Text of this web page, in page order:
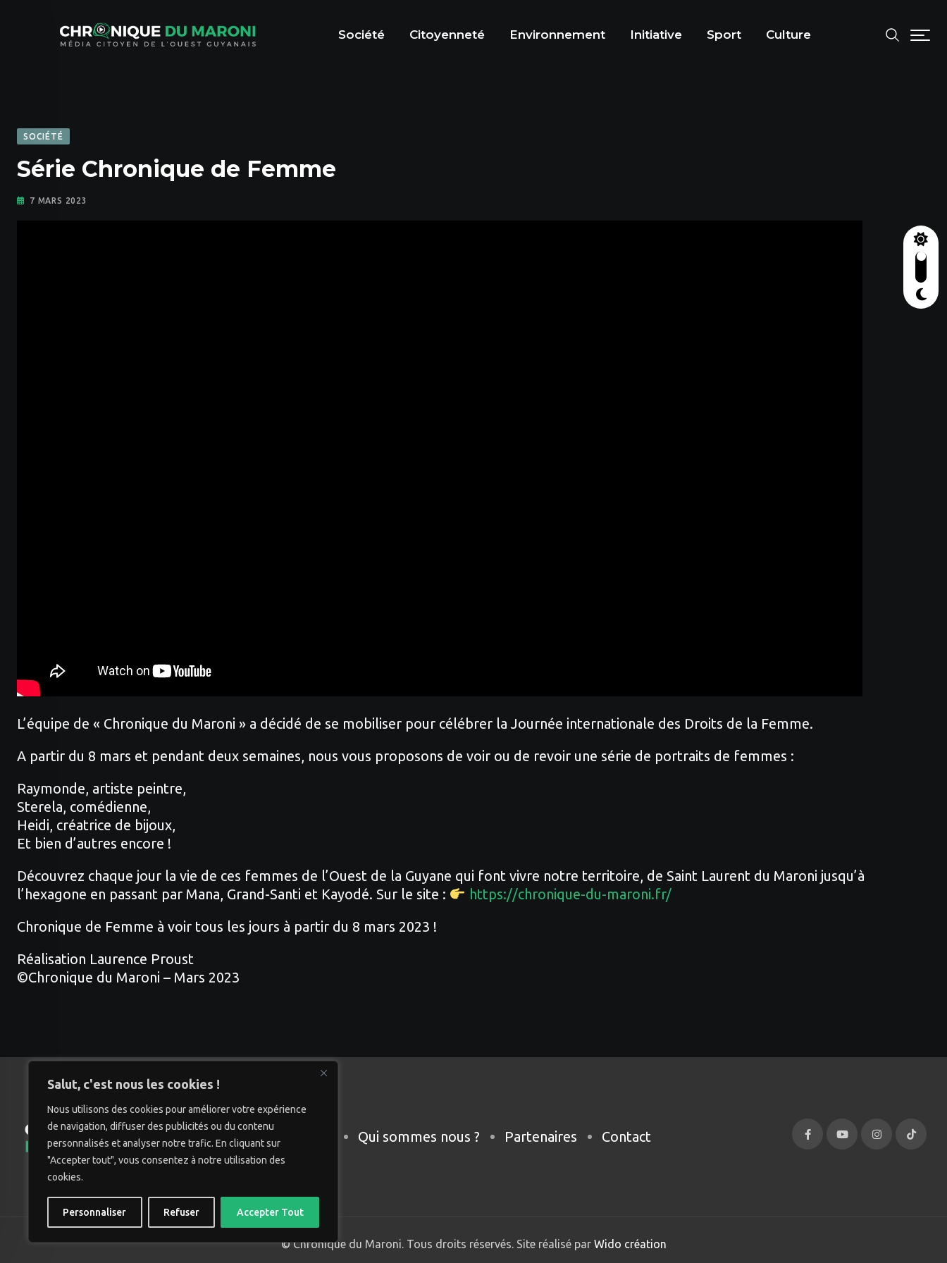
Salut, c'est nous les cookies !
Nous utilisons des cookies pour améliorer votre expérience
de navigation, diffuser des publicités ou du contenu
personnalisés et analyser notre trafic. En cliquant sur
"Accepter tout", vous consentez à notre utilisation des
cookies.
Personnaliser Refuser Accepter Tout
Société Citoyenneté Environnement Initiative Sport Culture
SOCIÉTÉ
Série Chronique de Femme
7 MARS 2023
L’équipe de « Chronique du Maroni » a décidé de se mobiliser pour célébrer la Journée internationale des Droits de la Femme.
A partir du 8 mars et pendant deux semaines, nous vous proposons de voir ou de revoir une série de portraits de femmes :
Raymonde, artiste peintre,
Sterela, comédienne,
Heidi, créatrice de bijoux,
Et bien d’autres encore !
Découvrez chaque jour la vie de ces femmes de l’Ouest de la Guyane qui font vivre notre territoire, de Saint Laurent du Maroni jusqu’à
l’hexagone en passant par Mana, Grand-Santi et Kayodé. Sur le site :
https://chronique-du-maroni.fr/
Chronique de Femme à voir tous les jours à partir du 8 mars 2023 !
Réalisation Laurence Proust
©Chronique du Maroni – Mars 2023
Qui sommes nous ? Partenaires Contact
© Chronique du Maroni. Tous droits réservés. Site réalisé parWido création